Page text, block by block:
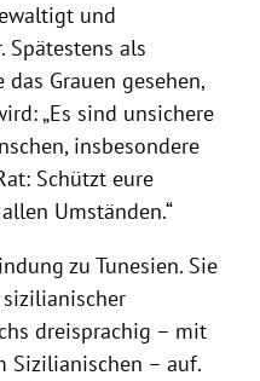
und
Spätestens als
Grauen gesehen,
„Es sind unsichere
insbesondere
Schützt eure
Umständen.“
zu Tunesien. Sie
dreisprachig – mit
Sizilianischen – auf.